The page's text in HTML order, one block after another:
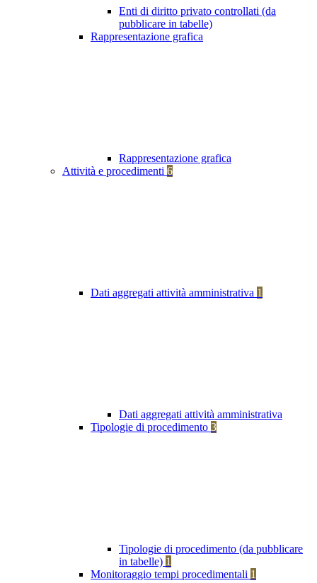
Enti di diritto privato controllati (da
pubblicare in tabelle)
Rappresentazione grafica
Rappresentazione grafica
Attività e procedimenti 6
Dati aggregati attività amministrativa 1
Dati aggregati attività amministrativa
Tipologie di procedimento 3
Tipologie di procedimento (da pubblicare
in tabelle) 1
Monitoraggio tempi procedimentali 1